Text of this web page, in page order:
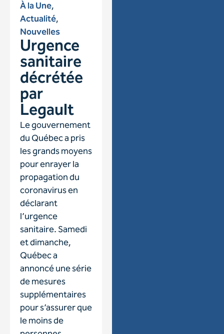
À la Une,
Actualité,
Nouvelles
Urgence
sanitaire
décrétée
par
Legault
Le gouvernement
du Québec a pris
les grands moyens
pour enrayer la
propagation du
coronavirus en
déclarant
l’urgence
sanitaire. Samedi
et dimanche,
Québec a
annoncé une série
de mesures
supplémentaires
pour s’assurer que
le moins de